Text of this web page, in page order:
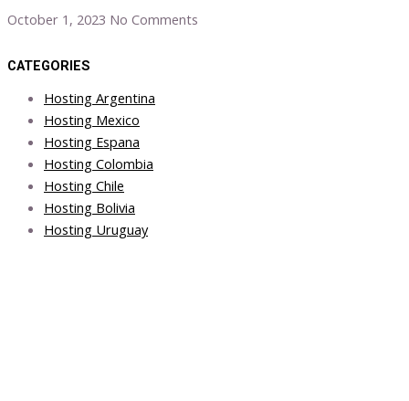
October 1, 2023 No Comments
CATEGORIES
Hosting Argentina
Hosting Mexico
Hosting Espana
Hosting Colombia
Hosting Chile
Hosting Bolivia
Hosting Uruguay